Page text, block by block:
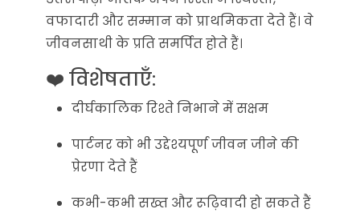
वफादारी और सम्मान को प्राथमिकता देते हैं। वे
जीवनसाथी के प्रति समर्पित होते हैं।
❤️ विशेषताएँ:
दीर्घकालिक रिश्ते निभाने में सक्षम
पार्टनर को भी उद्देश्यपूर्ण जीवन जीने की
प्रेरणा देते हैं
कभी-कभी सख्त और रूढ़िवादी हो सकते हैं